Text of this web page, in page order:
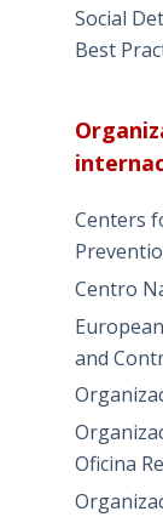
Social
Best
Centers
Centro
and
Oficina